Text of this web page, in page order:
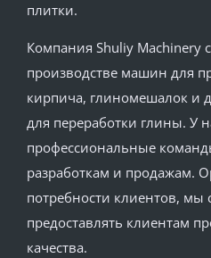
плитки.
Компания Shuliy Machinery
производстве машин для
кирпича, глиномешалок и
для переработки глины. У
профессиональные
разработкам и продажам.
потребности клиентов, мы
предоставлять клиентам
качества.